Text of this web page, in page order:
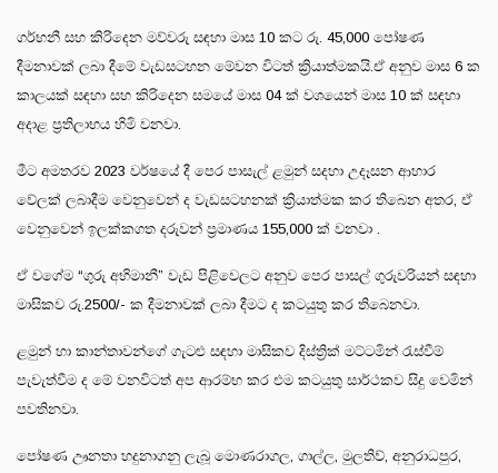
ගර්භනී සහ කිරිදෙන මව්වරු සඳහා මාස 10 කට රු. 45,000 පෝෂණ
දීමනාවක් ලබා දීමේ වැඩසටහන මේවන විටත් ක්‍රියාත්මකයි.ඒ අනුව මාස 6 ක
කාලයක් සඳහා සහ කිරිදෙන සමයේ මාස 04 ක් වශයෙන් මාස 10 ක් සඳහා
අදාළ ප්‍රතිලාභය හිමි වනවා.
මීට අමතරව 2023 වර්ෂයේ දී පෙර පාසැල් ළමුන් සදහා උදෑසන ආහාර
වේලක් ලබාදීම වෙනුවෙන් ද වැඩසටහනක් ක්‍රියාත්මක කර තිබෙන අතර, ඒ
වෙනුවෙන් ඉලක්කගත දරුවන් ප්‍රමාණය 155,000 ක් වනවා .
ඒ වගේම “ගුරු අභිමානී” වැඩ පිළිවෙලට අනුව පෙර පාසල් ගුරුවරියන් සඳහා
මාසිකව රු.2500/- ක දීමනාවක් ලබා දීමට ද කටයුතු කර තිබෙනවා.
ළමුන් හා කාන්තාවන්ගේ ගැටළු සඳහා මාසිකව දිස්ත්‍රික් මට්ටමින් රැස්වීම්
පැවැත්වීම ද මේ වනවිටත් අප ආරම්භ කර එම කටයුතු සාර්ථකව සිදු වෙමින්
පවතිනවා.
පෝෂණ ඌනතා හදුනාගනු ලැබූ මොණරාගල, ගාල්ල, මුලතිව්, අනුරාධපුර,